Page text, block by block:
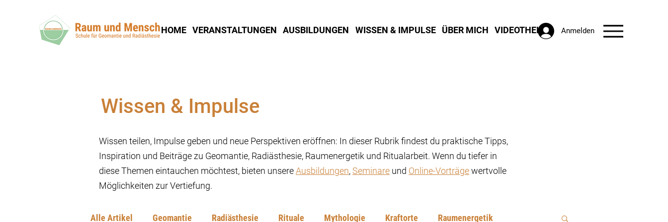
HOME VERANSTALTUNGEN AUSBILDUNGEN WISSEN & IMPULSE ÜBER MICH VIDEOTHEK Anmelden
Wissen & Impulse
Wissen teilen, Impulse geben und neue Perspektiven eröffnen: In dieser Rubrik findest du praktische Tipps,
Inspiration und Beiträge zu Geomantie, Radiästhesie, Raumenergetik und Ritualarbeit. Wenn du tiefer in
diese Themen eintauchen möchtest, bieten unsereAusbildungen,Seminare und Online-Vorträgewertvolle
Möglichkeiten zur Vertiefung.
Alle Artikel Geomantie Radiästhesie Rituale Mythologie Kraftorte Raumenergetik